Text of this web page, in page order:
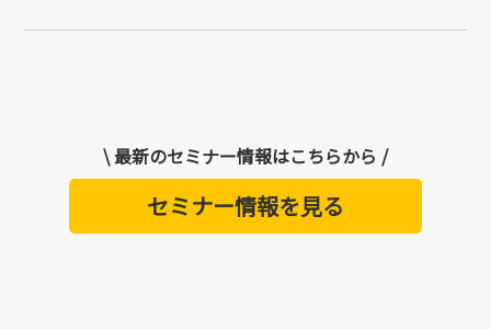
\ 最新のセミナー情報はこちらから /
セミナー情報を見る